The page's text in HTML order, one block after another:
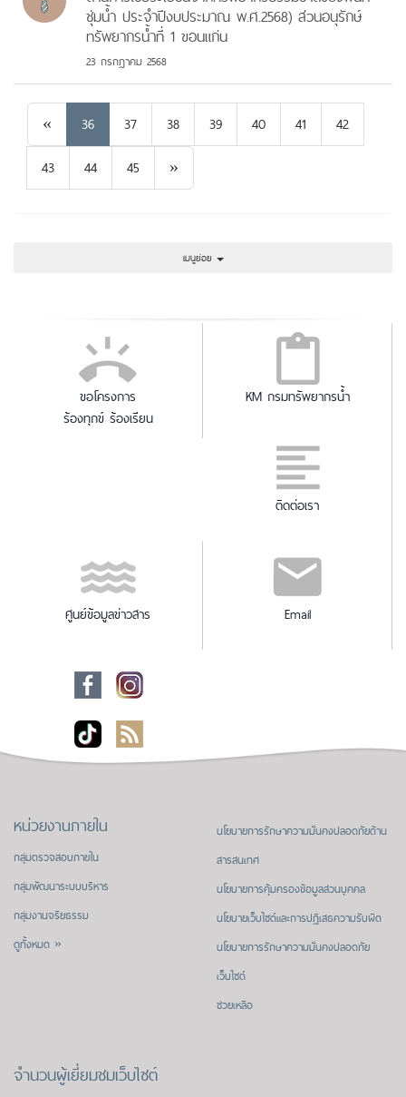
ชุ่มน้ำ ประจำปีงบประมาณ พ.ศ.2568) ส่วนอนุรักษ์
ทรัพยากรน้ำที่ 1 ขอนแก่น
23 กรกฎาคม 2568
« Previous
36 37 38 39 40 41
42
43
44 45 »
เมนูย่อย
ขอโครงการ
ร้องทุกข์ ร้องเรียน
KM กรมทรัพยากรน้ำ
ติดต่อเรา
ศูนย์ข้อมูลข่าวสาร Email
หน่วยงานภายใน
กลุ่มตรวจสอบภายใน
กลุ่มพัฒนาระบบบริหาร
กลุ่มงานจริยธรรม
ดูทั้งหมด »
นโยบายการรักษาความมั่นคงปลอดภัยด้าน
สารสนเทศ
นโยบายการคุ้มครองข้อมูลส่วนบุคคล
นโยบายเว็บไซต์และการปฏิเสธความรับผิด
นโยบายการรักษาความมั่นคงปลอดภัย
เว็บไซต์
ช่วยเหลือ
จำนวนผู้เยี่ยมชมเว็บไซต์